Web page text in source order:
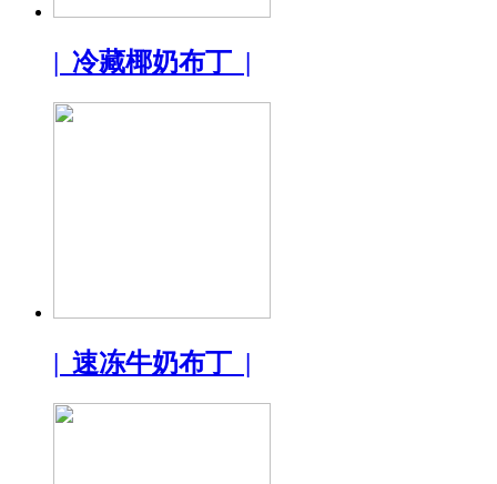
| 冷藏椰奶布丁 |
| 速冻牛奶布丁 |